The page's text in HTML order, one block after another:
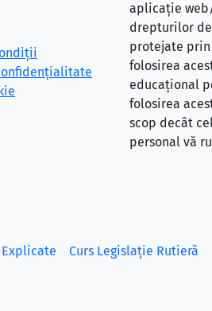
aplicație
drepturilor
protejate prin
folosirea
educațional
folosirea
scop decât
personal vă
Explicate Curs Legislație Rutieră